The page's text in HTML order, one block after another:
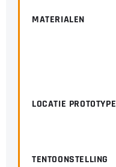
MATERIALEN
LOCATIE PROTOTYPE
TENTOONSTELLING